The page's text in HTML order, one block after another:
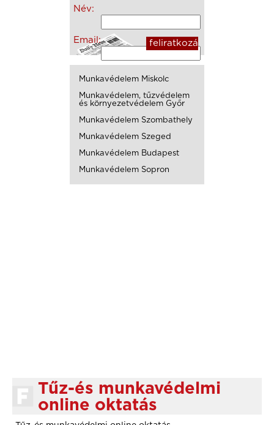
Név:
Email:
Munkavédelem Miskolc
Munkavédelem, tűzvédelem
és környezetvédelem Győr
Munkavédelem Szombathely
Munkavédelem Szeged
Munkavédelem Budapest
Munkavédelem Sopron
Tűz-és munkavédelmi
online oktatás